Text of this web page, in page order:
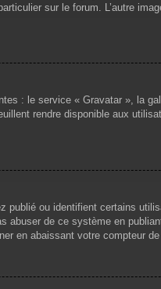
sur le forum. L’autre
: le service « Gravatar », la
rendre disponible aux
publié ou identifient certains
de ce système en
en abaissant votre compteur de